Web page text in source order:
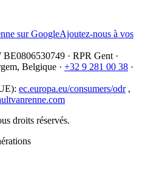
sur GoogleAjoutez-nous à vos
BE0806530749 · RPR Gent ·
Belgique · +32 9 281 00 38 ·
: ec.europa.eu/consumers/odr ,
droits réservés.